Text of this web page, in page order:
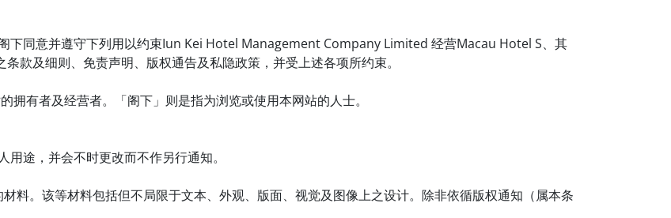
下同意并遵守下列用以约束Iun Kei Hotel Management Company Limited 经营Macau Hotel S、其
款及细则、免责声明、版权通告及私隐政策，并受上述各项所约束。
拥有者及经营者。「阁下」则是指为浏览或使用本网站的人士。
途，并会不时更改而不作另行通知。
料。该等材料包括但不局限于文本、外观、版面、视觉及图像上之设计。除非依循版权通知（属本条